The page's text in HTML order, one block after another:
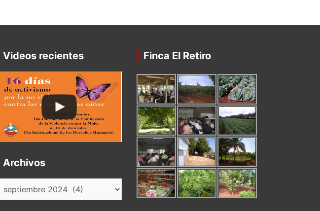
Videos recientes
Archivos
Archivos
Finca El Retiro